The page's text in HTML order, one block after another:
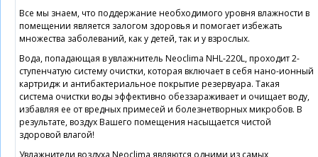
Все мы знаем, что поддержание необходимого уровня влажности в
помещении является залогом здоровья и помогает избежать
множества заболеваний, как у детей, так и у взрослых.
Вода, попадающая в увлажнитель Neoclima NHL-220L, проходит 2-
ступенчатую систему очистки, которая включает в себя нано-ионный
картридж и антибактериальное покрытие резервуара. Такая
система очистки воды эффективно обеззараживает и очищает воду,
избавляя ее от вредных примесей и болезнетворных микробов. В
результате, воздух Вашего помещения насыщается чистой
здоровой влагой!
Увлажнители воздуха Neoclima являются одними из самых